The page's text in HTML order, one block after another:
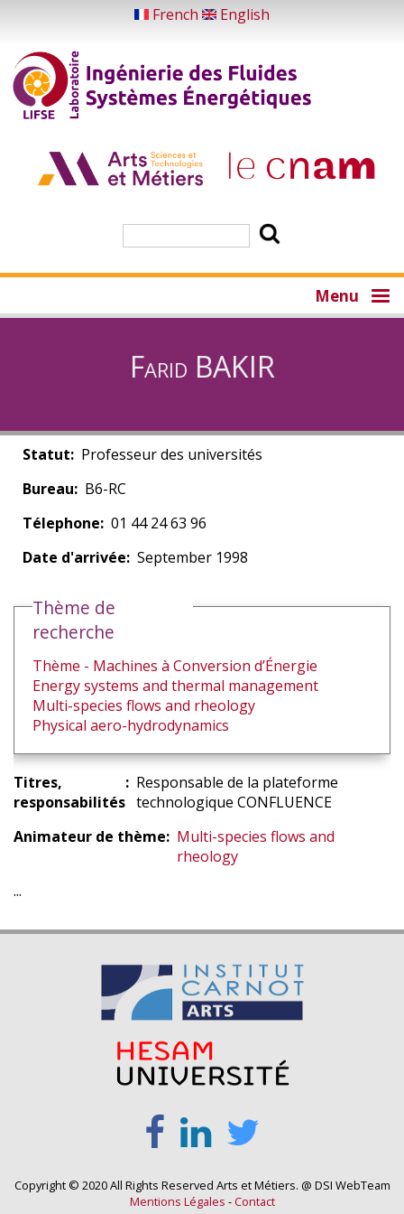
main
content
French English
Menu
Farid BAKIR
Statut
Professeur des universités
Bureau
B6-RC
Télephone 01 44 24 63 96
Date d'arrivée September 1998
Thème de
recherche
Thème - Machines à Conversion d’Énergie
Energy systems and thermal management
Multi-species flows and rheology
Physical aero-hydrodynamics
Titres,
responsabilités
Responsable de la plateforme
technologique CONFLUENCE
Animateur de thème
Multi-species flows and
rheology
...
Copyright © 2020 All Rights Reserved Arts et Métiers. @ DSI WebTeam
Mentions Légales -Contact